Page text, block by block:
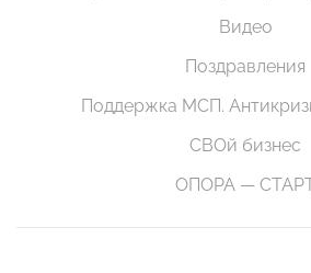
Видео
Поздравления
Поддержка МСП.
СВОй бизнес
ОПОРА —